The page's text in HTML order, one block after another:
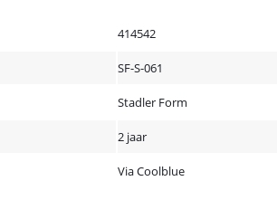
414542
SF-S-061
Stadler Form
2 jaar
Via Coolblue